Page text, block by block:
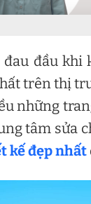
đau đầu
trên thị
những
tâm sửa
kế đẹp nhất